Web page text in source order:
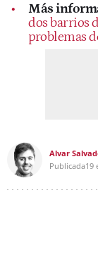
Más
dos barrios
problemas
Alvar
Publicada19